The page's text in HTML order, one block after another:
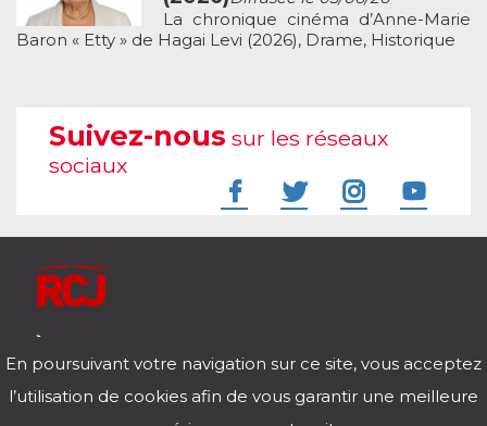
La chronique cinéma d’Anne-Marie
Baron « Etty » de Hagai Levi (2026), Drame, Historique
Suivez-nous sur les réseaux
sociaux
Télécharger notre application pour iOs et Android
En poursuivant votre navigation sur ce site, vous acceptez
l’utilisation de cookies afin de vous garantir une meilleure